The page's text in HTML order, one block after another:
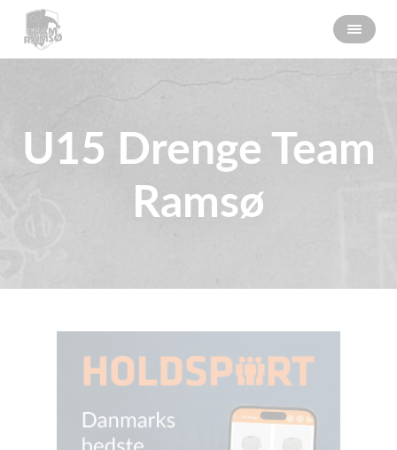
U15 Drenge Team
Ramsø